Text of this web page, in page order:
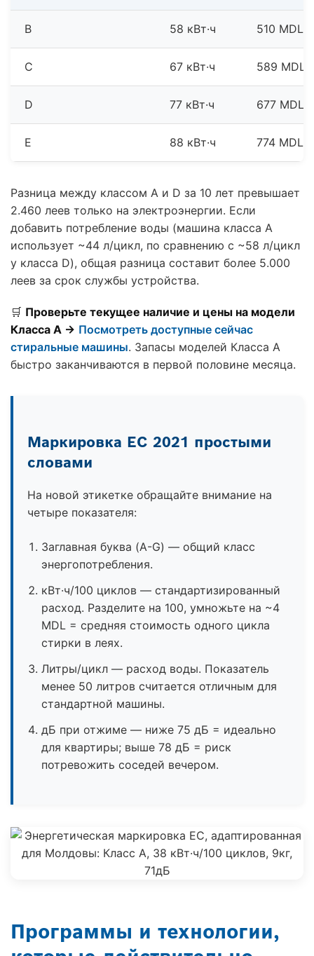
B 58 кВт·ч 510 MDL
C 67 кВт·ч 589 MDL
D 77 кВт·ч 677 MDL
E 88 кВт·ч 774 MDL
Разница между классом А и D за 10 лет превышает
2.460 леев только на электроэнергии. Если
добавить потребление воды (машина класса А
использует ~44 л/цикл, по сравнению с ~58 л/цикл
у класса D), общая разница составит более 5.000
леев за срок службы устройства.
🛒 Проверьте текущее наличие и цены на модели
Класса A → Посмотреть доступные сейчас
стиральные машины. Запасы моделей Класса A
быстро заканчиваются в первой половине месяца.
Маркировка ЕС 2021 простыми
словами
На новой этикетке обращайте внимание на
четыре показателя:
Заглавная буква (A-G) — общий класс
энергопотребления.
кВт·ч/100 циклов — стандартизированный
расход. Разделите на 100, умножьте на ~4
MDL = средняя стоимость одного цикла
стирки в леях.
Литры/цикл — расход воды. Показатель
менее 50 литров считается отличным для
стандартной машины.
дБ при отжиме — ниже 75 дБ = идеально
для квартиры; выше 78 дБ = риск
потревожить соседей вечером.
Программы и технологии,